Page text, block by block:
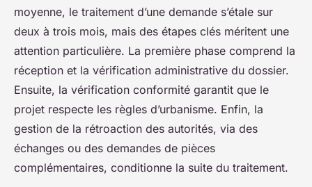
moyenne, le traitement d’une demande s’étale sur
deux à trois mois, mais des étapes clés méritent une
attention particulière. La première phase comprend la
réception et la vérification administrative du dossier.
Ensuite, la vérification conformité garantit que le
projet respecte les règles d’urbanisme. Enfin, la
gestion de la rétroaction des autorités, via des
échanges ou des demandes de pièces
complémentaires, conditionne la suite du traitement.